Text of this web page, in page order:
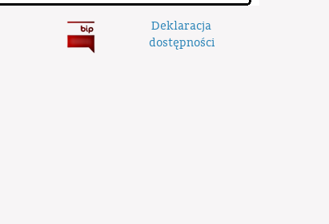
Deklaracja
dostępności